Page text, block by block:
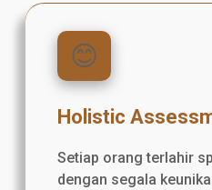
😊
Holistic
Setiap orang terlahir
dengan segala